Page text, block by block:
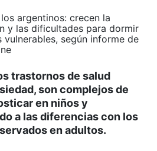
trastornos de salud
son complejos de
en niños y
a las diferencias con los
en adultos.